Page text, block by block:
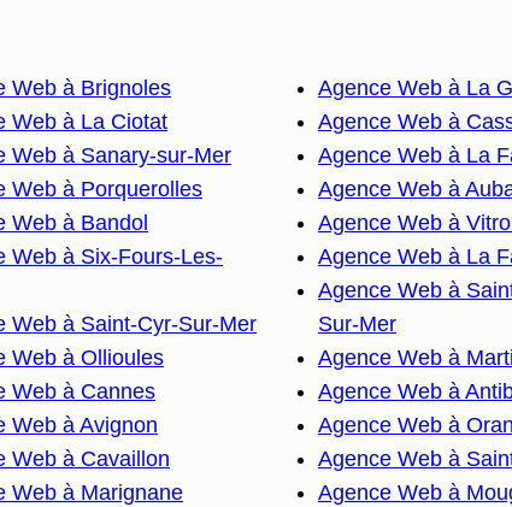
Web à Brignoles
Web à La Ciotat
Web à Sanary-sur-Mer
Web à Porquerolles
Web à Bandol
Web à Six-Fours-Les-
Web à Saint-Cyr-Sur-Mer
Web à Ollioules
Web à Cannes
Web à Avignon
Web à Cavaillon
Web à Marignane
Agence Web à La
Agence Web à
Agence Web à La
Agence Web à
Agence Web à
Agence Web à La
Agence Web à
Sur-Mer
Agence Web à
Agence Web à
Agence Web à
Agence Web à
Agence Web à